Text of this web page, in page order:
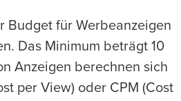
Budget für Werbeanzeigen
Das Minimum beträgt 10
Anzeigen berechnen sich
per View) oder CPM (Cost